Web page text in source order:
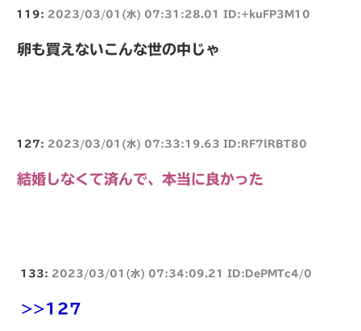
119: 2023/03/01(水) 07:31:28.01 ID:+kuFP3M10
卵も買えないこんな世の中じゃ
127: 2023/03/01(水) 07:33:19.63 ID:RF7lRBT80
結婚しなくて済んで、本当に良かった
133: 2023/03/01(水) 07:34:09.21 ID:DePMTc4/0
>>127